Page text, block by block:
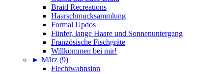
Braid Recreations
Haarschmucksammlung
Formal Updos
Fünfer, lange Haare und Sonnenuntergang
Französische Fischgräte
Willkommen bei mir!
► März (9)
Flechtwahnsinn